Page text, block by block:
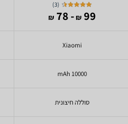
(
3
)
99
₪
- 78
₪
Xiaomi
10000 mAh
סוללה חיצונית